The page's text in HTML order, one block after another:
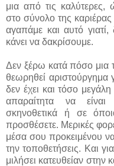
μια από τις καλύτερες,
στο σύνολο της
αγαπάμε και αυτό
κάνει να δακρίσουμε.
Δεν ξέρω κατά πόσο μια
θεωρηθεί αριστούργημα
δεν έχει και τόσο
απαραίτητα να είναι
σκηνοθετικά ή σε
προσθέσετε. Μερικές
μέσα σου προκειμένου
την τοποθετήσεις. Και
μιλήσει κατευθείαν στην